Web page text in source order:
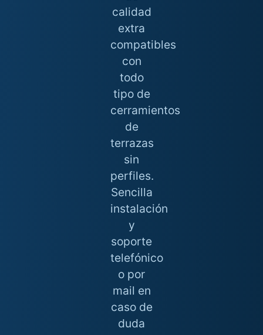
calidad
extra
compatibles
con
todo
tipo de
cerramientos
de
terrazas
sin
perfiles.
Sencilla
instalación
y
soporte
telefónico
o por
mail en
caso de
duda